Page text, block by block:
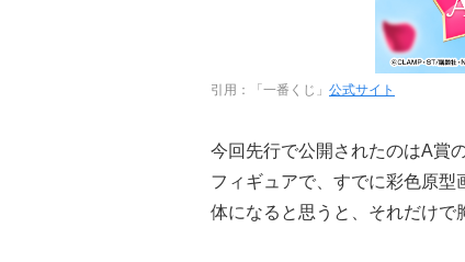
引用：「一番くじ」 公式サイト
今回先行で公開されたのはA賞
フィギュアで、すでに彩色原
体になると思うと、それだけで